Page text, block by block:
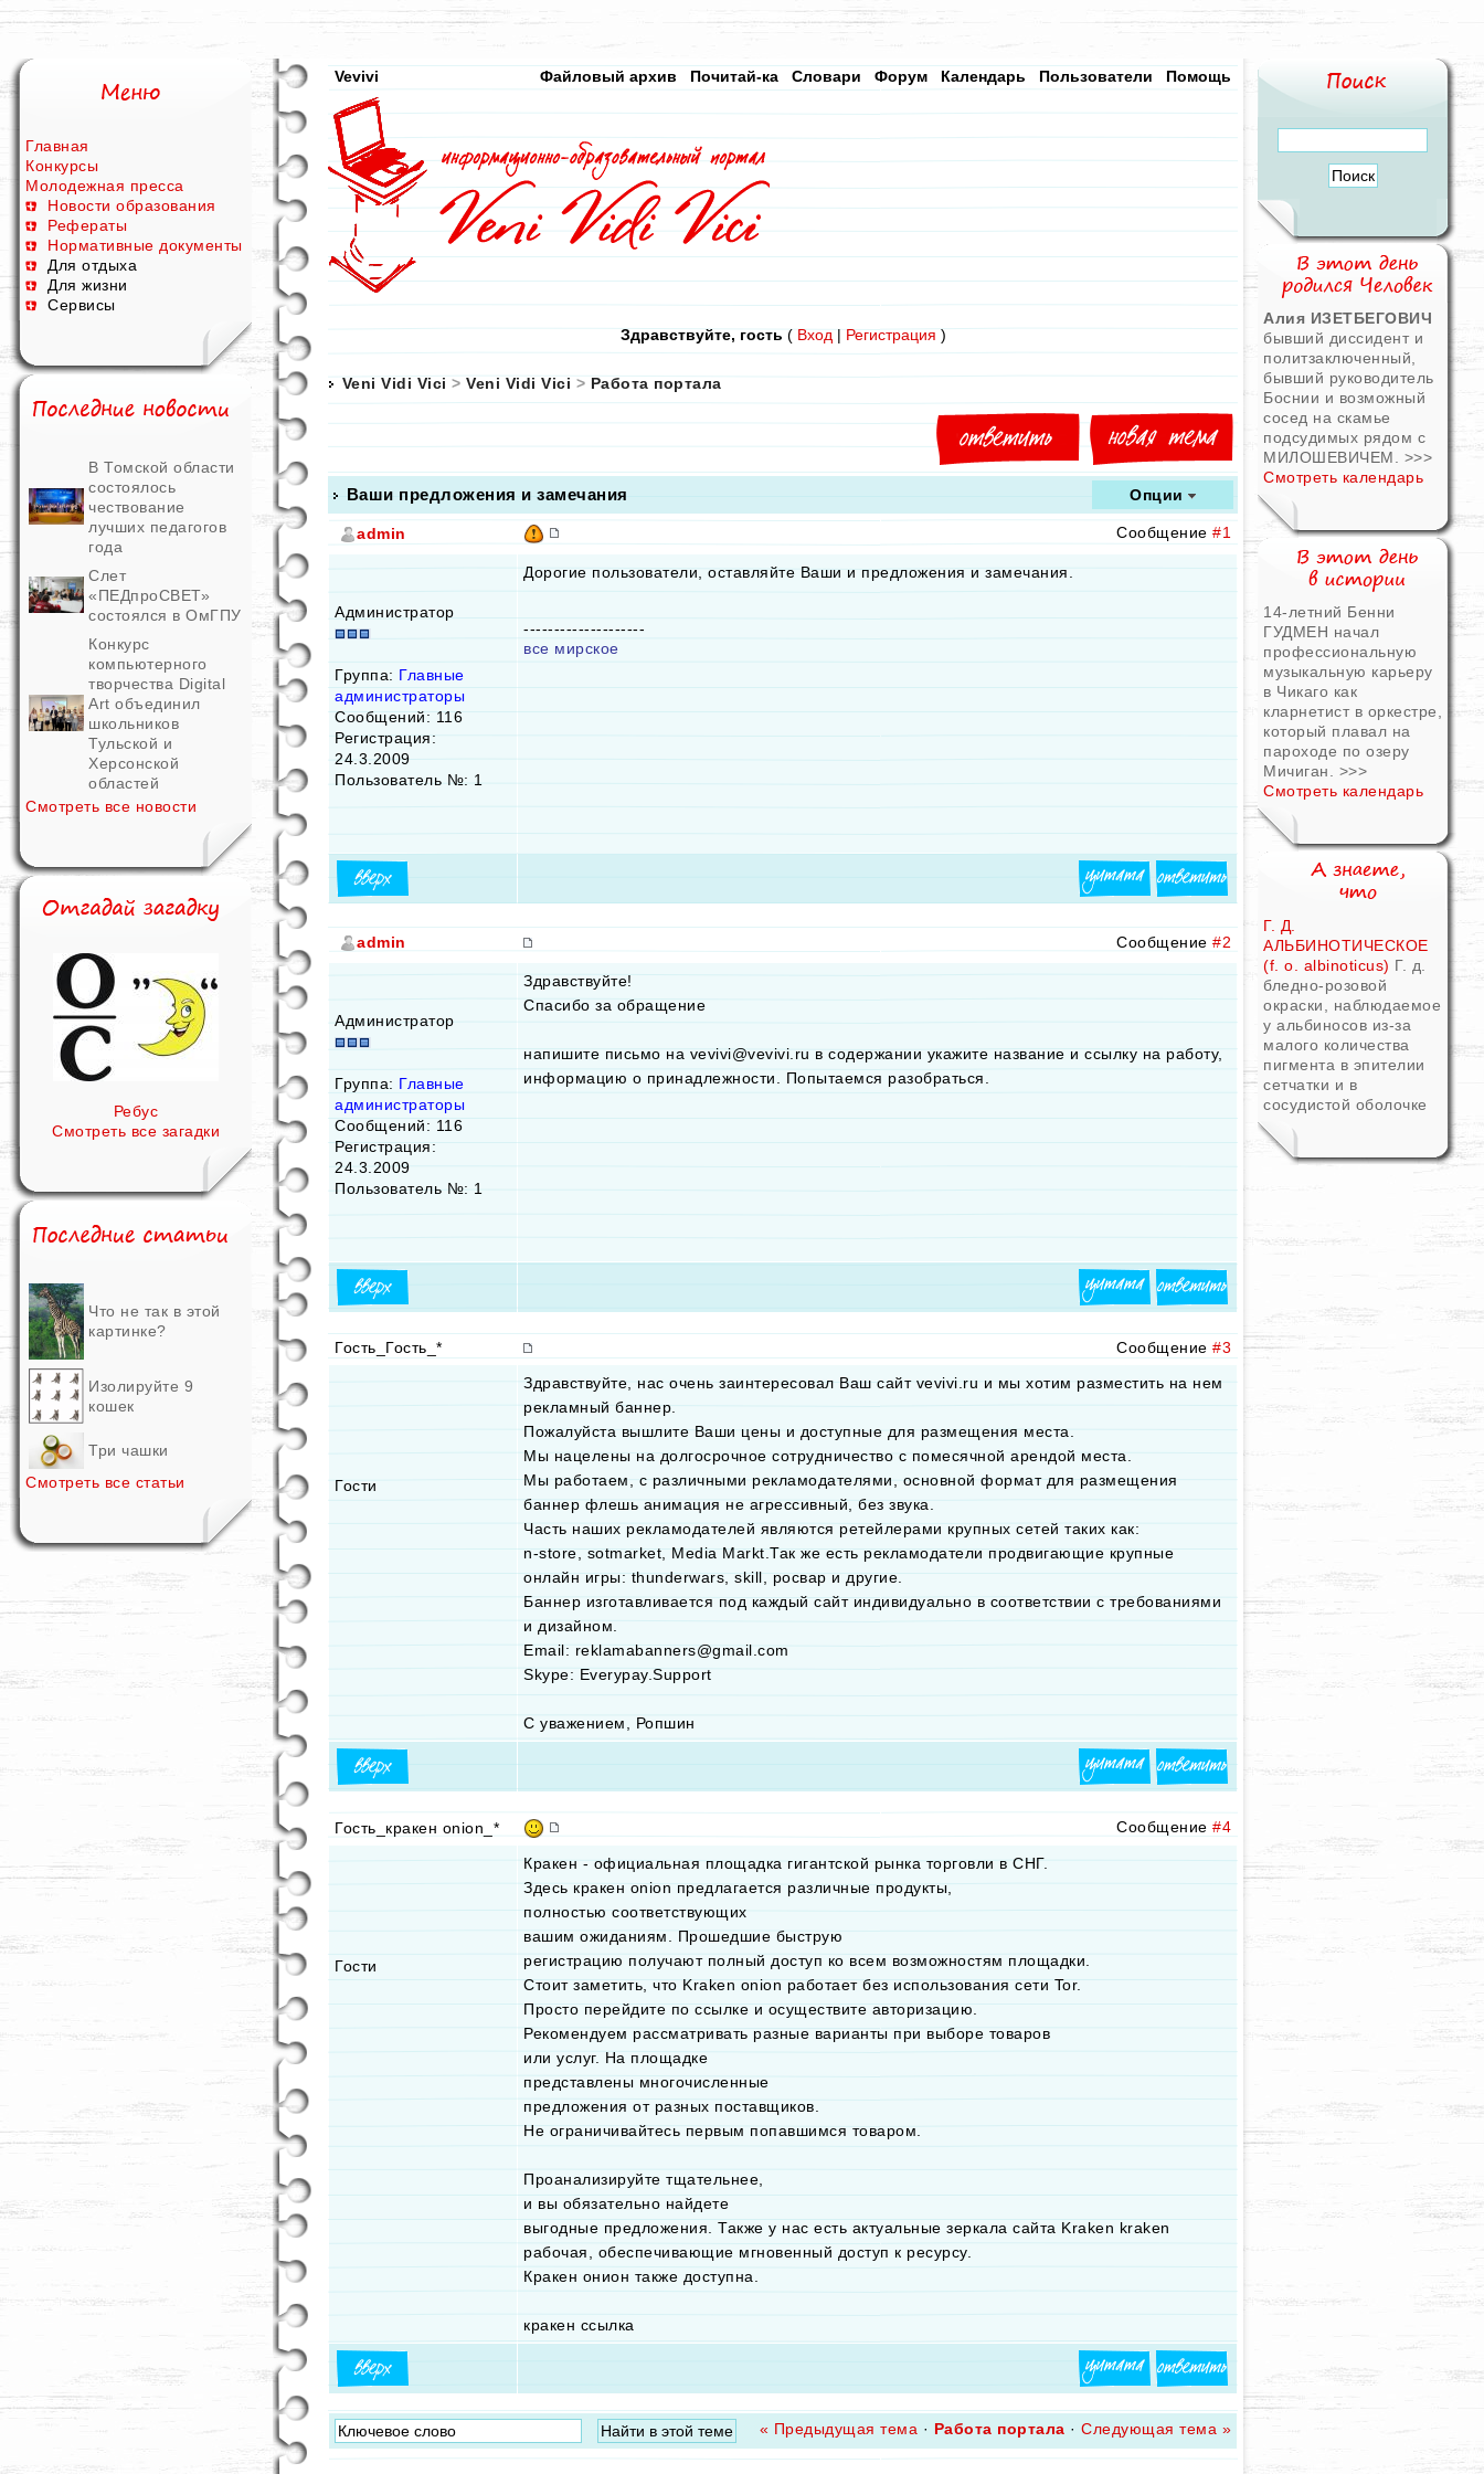
Главная
Конкурсы
Молодежная пресса
Новости образования
Рефераты
Нормативные документы
Для отдыха
Для жизни
Сервисы
В Томской области
состоялось
чествование
лучших педагогов
года
Слет
«ПЕДпроСВЕТ»
состоялся в ОмГПУ
Конкурс
компьютерного
творчества Digital
Art объединил
школьников
Тульской и
Херсонской
областей
Смотреть все новости
Ребус
Смотреть все загадки
Что не так в этой
картинке?
Изолируйте 9
кошек
Три чашки
Смотреть все статьи
Vevivi Помощь
Пользователи
Календарь
Форум
Словари
Почитай-ка
Файловый архив
Здравствуйте, гость ( Вход | Регистрация )
Veni Vidi Vici > Veni Vidi Vici > Работа портала
Ваши предложения и замечания Опции
admin Сообщение #1
Администратор
Группа: Главные
администраторы
Сообщений: 116
Регистрация:
24.3.2009
Пользователь №: 1
Дорогие пользователи, оставляйте Ваши и предложения и замечания.
--------------------
все мирское
admin Сообщение #2
Администратор
Группа: Главные
администраторы
Сообщений: 116
Регистрация:
24.3.2009
Пользователь №: 1
Здравствуйте!
Спасибо за обращение
напишите письмо на vevivi@vevivi.ru в содержании укажите название и ссылку на работу,
информацию о принадлежности. Попытаемся разобраться.
Гость_Гость_* Сообщение #3
Гости
Здравствуйте, нас очень заинтересовал Ваш сайт vevivi.ru и мы хотим разместить на нем
рекламный баннер.
Пожалуйста вышлите Ваши цены и доступные для размещения места.
Мы нацелены на долгосрочное сотрудничество с помесячной арендой места.
Мы работаем, с различными рекламодателями, основной формат для размещения
баннер флешь анимация не агрессивный, без звука.
Часть наших рекламодателей являются ретейлерами крупных сетей таких как:
n-store, sotmarket, Media Markt.Так же есть рекламодатели продвигающие крупные
онлайн игры: thunderwars, skill, росвар и другие.
Баннер изготавливается под каждый сайт индивидуально в соответствии с требованиями
и дизайном.
Email: reklamabanners@gmail.com
Skype: Everypay.Support
С уважением, Ропшин
Гость_кракен onion_* Сообщение #4
Гости
Кракен - официальная площадка гигантской рынка торговли в СНГ.
Здесь кракен onion предлагается различные продукты,
полностью соответствующих
вашим ожиданиям. Прошедшие быструю
регистрацию получают полный доступ ко всем возможностям площадки.
Стоит заметить, что Kraken onion работает без использования сети Tor.
Просто перейдите по ссылке и осуществите авторизацию.
Рекомендуем рассматривать разные варианты при выборе товаров
или услуг. На площадке
представлены многочисленные
предложения от разных поставщиков.
Не ограничивайтесь первым попавшимся товаром.
Проанализируйте тщательнее,
и вы обязательно найдете
выгодные предложения. Также у нас есть актуальные зеркала сайта Kraken kraken
рабочая, обеспечивающие мгновенный доступ к ресурсу.
Кракен онион также доступна.
кракен ссылка
« Предыдущая тема · Работа портала · Следующая тема »
Алия ИЗЕТБЕГОВИЧ
бывший диссидент и
политзаключенный,
бывший руководитель
Боснии и возможный
сосед на скамье
подсудимых рядом с
МИЛОШЕВИЧЕМ. >>>
Смотреть календарь
14-летний Бенни
ГУДМЕН начал
профессиональную
музыкальную карьеру
в Чикаго как
кларнетист в оркестре,
который плавал на
пароходе по озеру
Мичиган. >>>
Смотреть календарь
Г. Д.
АЛЬБИНОТИЧЕСКОЕ
(f. о. albinoticus) Г. д.
бледно-розовой
окраски, наблюдаемое
у альбиносов из-за
малого количества
пигмента в эпителии
сетчатки и в
сосудистой оболочке